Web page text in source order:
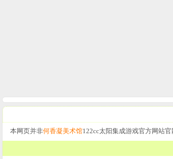
本网页并非何香凝美术馆122cc太阳集成游戏官方网站